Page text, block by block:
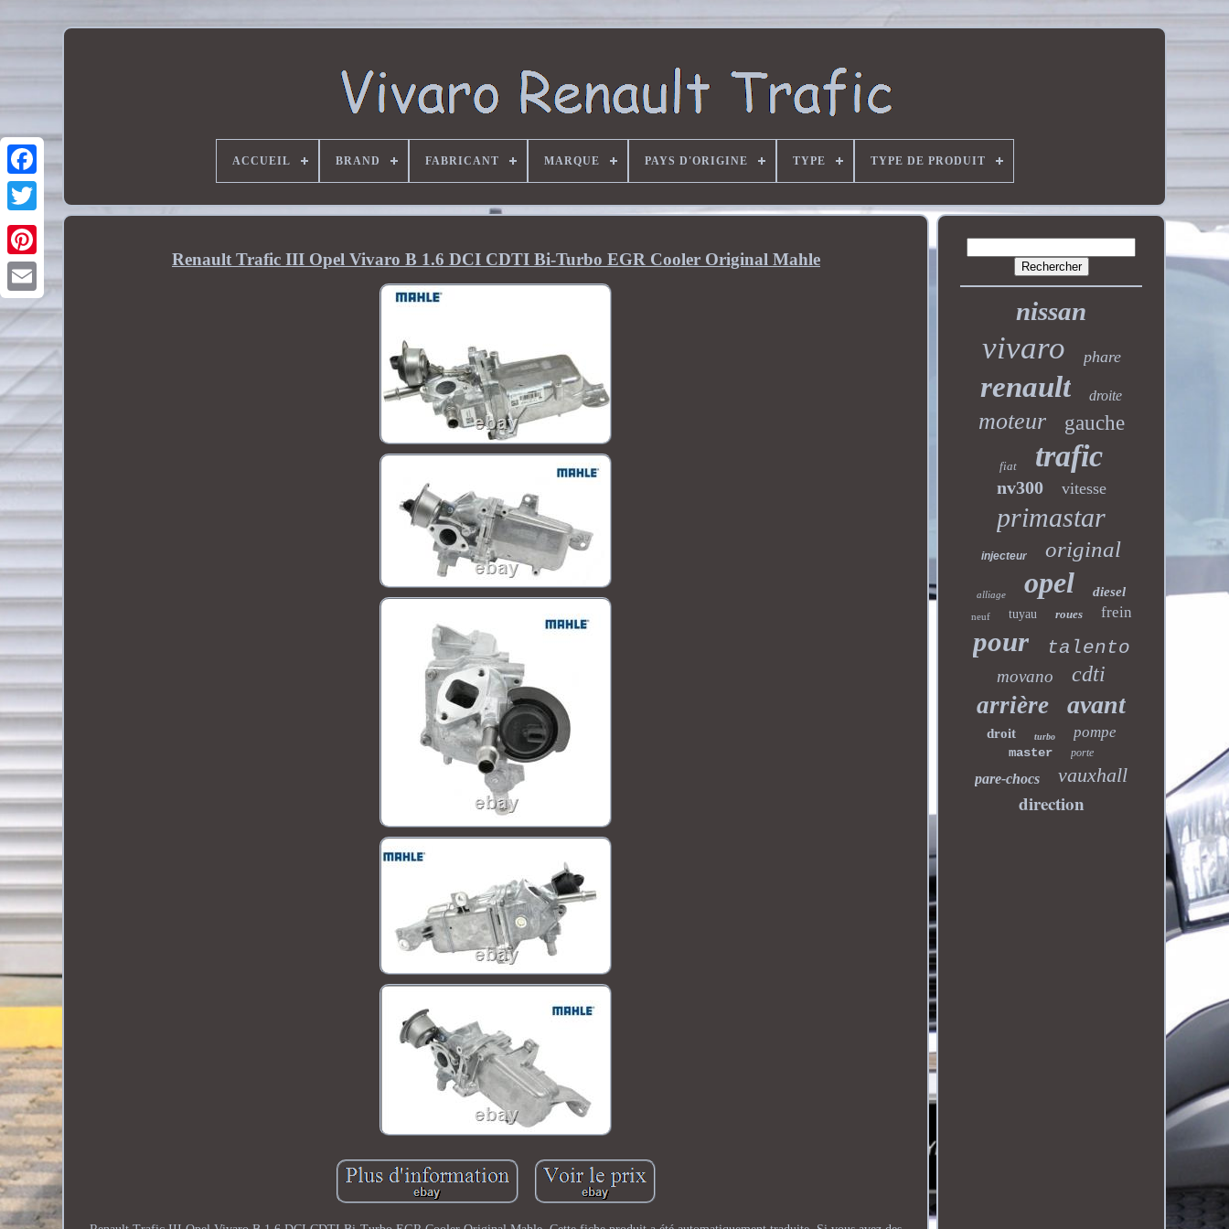
ACCUEIL BRAND FABRICANT MARQUE PAYS D'ORIGINE TYPE TYPE DE PRODUIT
Renault Trafic III Opel Vivaro B 1.6 DCI CDTI Bi-Turbo EGR Cooler Original Mahle
nissan
vivaro phare
renault droite
moteur gauche
fiat trafic
nv300 vitesse
primastar
injecteur original
alliage opel diesel
neuf tuyau roues frein
pour talento
movano cdti
arrière avant
droit turbo pompe
master porte
pare-chocs vauxhall
direction